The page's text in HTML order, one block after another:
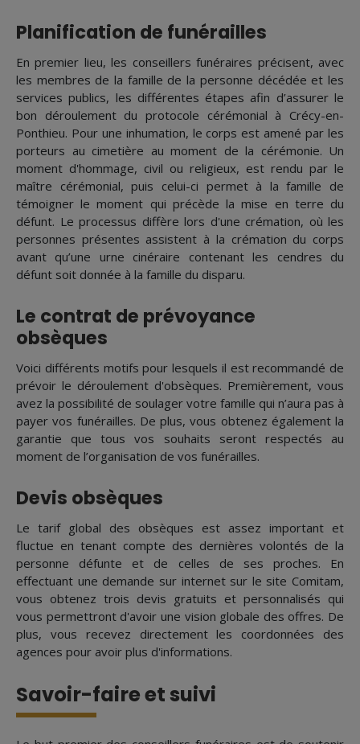
Planification de funérailles
En premier lieu, les conseillers funéraires précisent, avec
les membres de la famille de la personne décédée et les
services publics, les différentes étapes afin d’assurer le
bon déroulement du protocole cérémonial à Crécy-en-
Ponthieu. Pour une inhumation, le corps est amené par les
porteurs au cimetière au moment de la cérémonie. Un
moment d'hommage, civil ou religieux, est rendu par le
maître cérémonial, puis celui-ci permet à la famille de
témoigner le moment qui précède la mise en terre du
défunt. Le processus diffère lors d'une crémation, où les
personnes présentes assistent à la crémation du corps
avant qu’une urne cinéraire contenant les cendres du
défunt soit donnée à la famille du disparu.
Le contrat de prévoyance
obsèques
Voici différents motifs pour lesquels il est recommandé de
prévoir le déroulement d'obsèques. Premièrement, vous
avez la possibilité de soulager votre famille qui n’aura pas à
payer vos funérailles. De plus, vous obtenez également la
garantie que tous vos souhaits seront respectés au
moment de l’organisation de vos funérailles.
Devis obsèques
Le tarif global des obsèques est assez important et
fluctue en tenant compte des dernières volontés de la
personne défunte et de celles de ses proches. En
effectuant une demande sur internet sur le site Comitam,
vous obtenez trois devis gratuits et personnalisés qui
vous permettront d'avoir une vision globale des offres. De
plus, vous recevez directement les coordonnées des
agences pour avoir plus d'informations.
Savoir-faire et suivi